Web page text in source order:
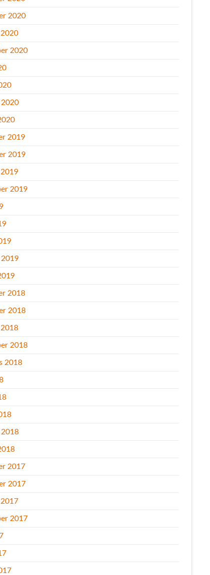
2020
2020
2019
2019
2019
2018
2018
2018
2018
2017
2017
2017